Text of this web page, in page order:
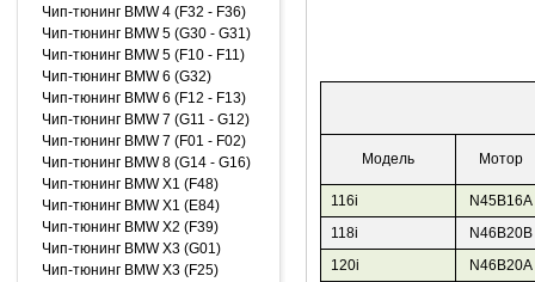
Чип-тюнинг BMW 4 (F32 - F36)
Чип-тюнинг BMW 5 (G30 - G31)
Чип-тюнинг BMW 5 (F10 - F11)
Чип-тюнинг BMW 6 (G32)
Чип-тюнинг BMW 6 (F12 - F13)
Чип-тюнинг BMW 7 (G11 - G12)
Чип-тюнинг BMW 7 (F01 - F02)
Чип-тюнинг BMW 8 (G14 - G16)
Чип-тюнинг BMW X1 (F48)
Чип-тюнинг BMW X1 (E84)
Чип-тюнинг BMW X2 (F39)
Чип-тюнинг BMW X3 (G01)
Чип-тюнинг BMW X3 (F25)
Модель Мотор
116i
N45B16A
118i
N46B20B
120i
N46B20A